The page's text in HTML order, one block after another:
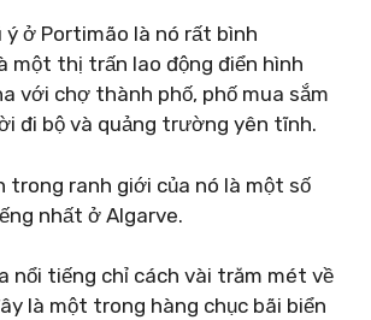
ý ở Portimão là nó rất bình
một thị trấn lao động điển hình
với chợ thành phố, phố mua sắm
đi bộ và quảng trường yên tĩnh.
trong ranh giới của nó là một số
nhất ở Algarve.
nổi tiếng chỉ cách vài trăm mét về
là một trong hàng chục bãi biển